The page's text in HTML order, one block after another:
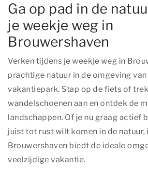
Ga op pad in de
je weekje weg in
Brouwershaven
Verken tijdens je weekje weg in
prachtige natuur in de omgeving van
vakantiepark. Stap op de fiets of
wandelschoenen aan en ontdek de
landschappen. Of je nu graag actief
juist tot rust wilt komen in de natuur,
Brouwershaven biedt de ideale
veelzijdige vakantie.